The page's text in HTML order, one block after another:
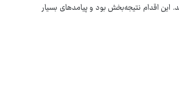
را سال مطالعه نام‌گذاری کردند. این اقدام نتیجه‌بخش بود و پیامدهای بسیار